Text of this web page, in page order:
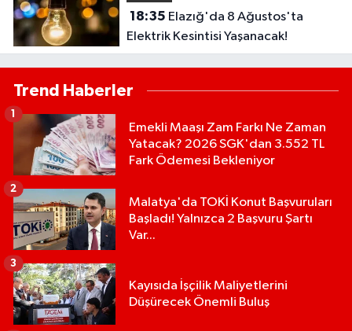
18:35
Elektrik Kesintisi Yaşanacak!
Trend Haberler
Emekli Maaşı Zam Farkı Ne Zaman
Yatacak? 2026 SGK'dan 3.552 TL
Fark Ödemesi Bekleniyor
1
Malatya'da TOKİ Konut Başvuruları
Başladı! Yalnızca 2 Başvuru Şartı
Var...
2
Kayısıda İşçilik Maliyetlerini
Düşürecek Önemli Buluş
3